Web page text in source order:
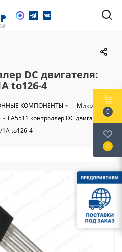
DC двигателя:
to126-4
КОМПОНЕНТЫ - Микросхемы
- LA5511 контроллер DC двигателя:
1А to126-4
0
0